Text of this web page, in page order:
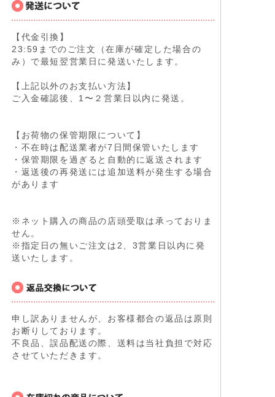
【代金引換】
23:59までのご注文（在庫が確定した場合の
み）で最短翌営業日に発送いたします。
【上記以外のお支払い方法】
ご入金確認後、1〜２営業日以内に発送。
【お荷物の保管期限について】
・不在時は配送業者が7日間保管いたします
・保管期限を過ぎると自動的に返送されます
・返送後の再発送には追加送料が発生する場合
があります
※ネット購入の商品の店頭受取は承っておりま
せん。
※指定日の無いご注文は2、3営業日以内に発
送いたします。
申し訳ありませんが、お客様都合の返品は原則
お断りしております。
不良品、誤品配送の際、送料は当社負担で対応
させていただきます。